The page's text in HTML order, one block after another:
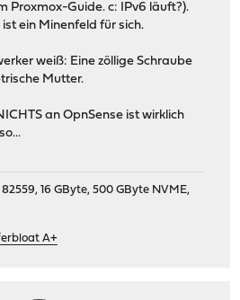
Proxmox-Guide. c: IPv6 läuft?).
ein Minenfeld für sich.
weiß: Eine zöllige Schraube
Mutter.
an OpnSense ist wirklich
16 GByte, 500 GByte NVME,
A+